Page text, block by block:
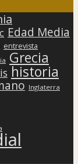
Edad Media
entrevista
Grecia
historia
Inglaterra